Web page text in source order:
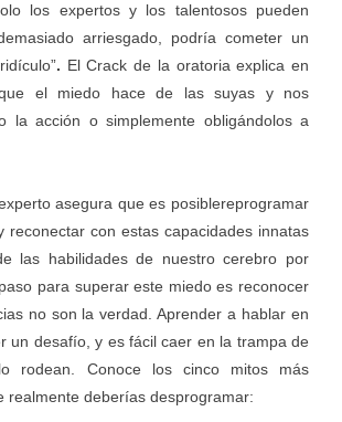
los expertos y los talentosos pueden
arriesgado, podría cometer un
. El Crack de la oratoria explica en
el miedo hace de las suyas y nos
la acción o simplemente obligándolos a
asegura que es posiblereprogramar
reconectar con estas capacidades innatas
las habilidades de nuestro cerebro por
para superar este miedo es reconocer
no son la verdad. Aprender a hablar en
un desafío, y es fácil caer en la trampa de
rodean. Conoce los cinco mitos más
realmente deberías desprogramar: